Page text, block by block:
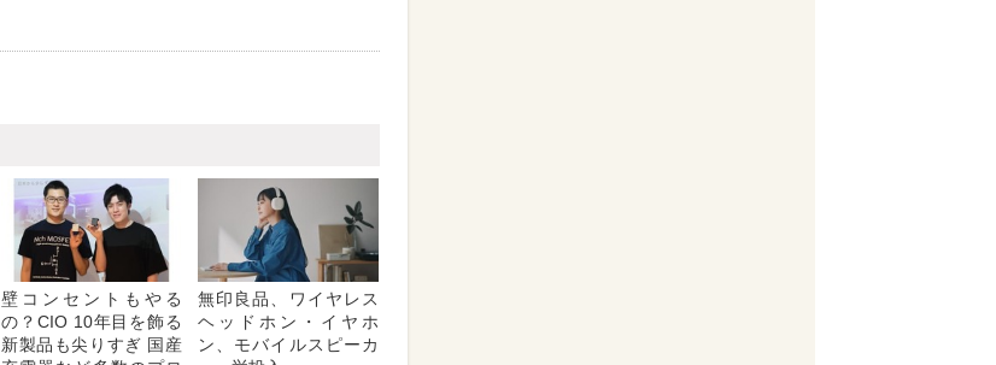
壁コンセントもやる
の？CIO 10年目を飾る
新製品も尖りすぎ 国産
無印良品、ワイヤレス
ヘッドホン・イヤホ
ン、モバイルスピーカ